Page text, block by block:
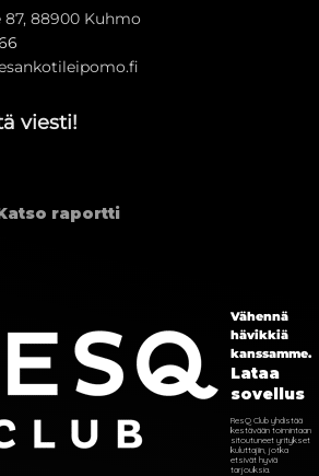
88900 Kuhmo
viesti!
raportti
Vähennä
hävikkiä
kanssamme.
Lataa
sovellus
ResQ Club yhdistää
kestävään toimintaan
sitoutuneet yritykset
kuluttajiin, jotka
etsivät hyviä
tarjouksia.